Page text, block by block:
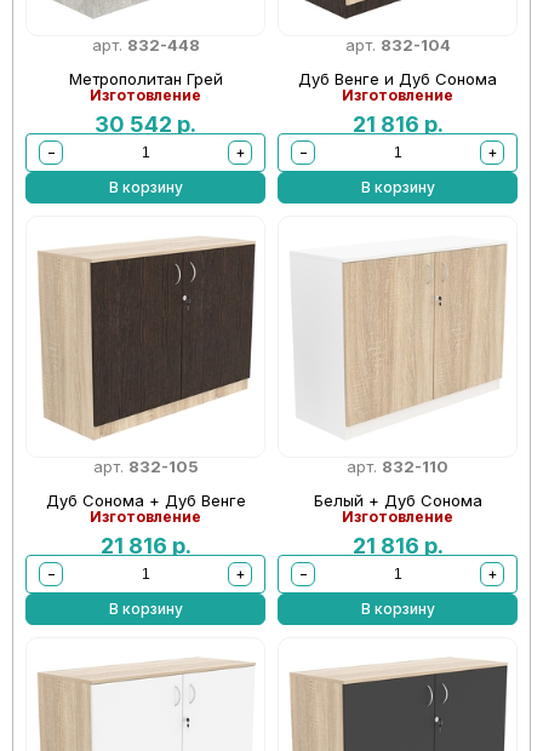
арт. 832-448
Метрополитан Грей
Изготовление
30 542 р.
−
+
В корзину
арт. 832-104
Дуб Венге и Дуб Сонома
Изготовление
21 816 р.
−
+
В корзину
арт. 832-105
Дуб Сонома + Дуб Венге
Изготовление
21 816 р.
−
+
В корзину
арт. 832-110
Белый + Дуб Сонома
Изготовление
21 816 р.
−
+
В корзину